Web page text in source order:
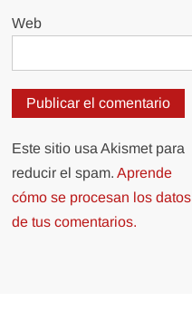
Web
Este sitio usa Akismet para
reducir el spam.Aprende
cómo se procesan los datos
de tus comentarios.